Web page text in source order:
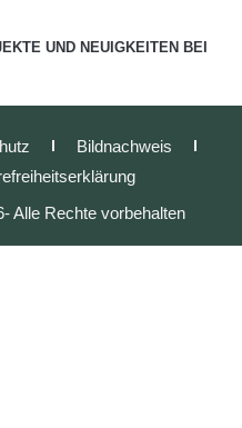
UND NEUIGKEITEN BEI
Bildnachweis
Alle Rechte vorbehalten